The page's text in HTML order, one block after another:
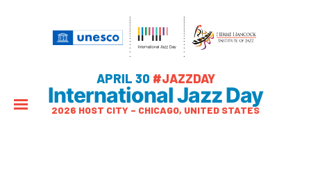
APRIL 30 #JAZZDAY
International Jazz Day
2026 HOST CITY – CHICAGO, UNITED STATES